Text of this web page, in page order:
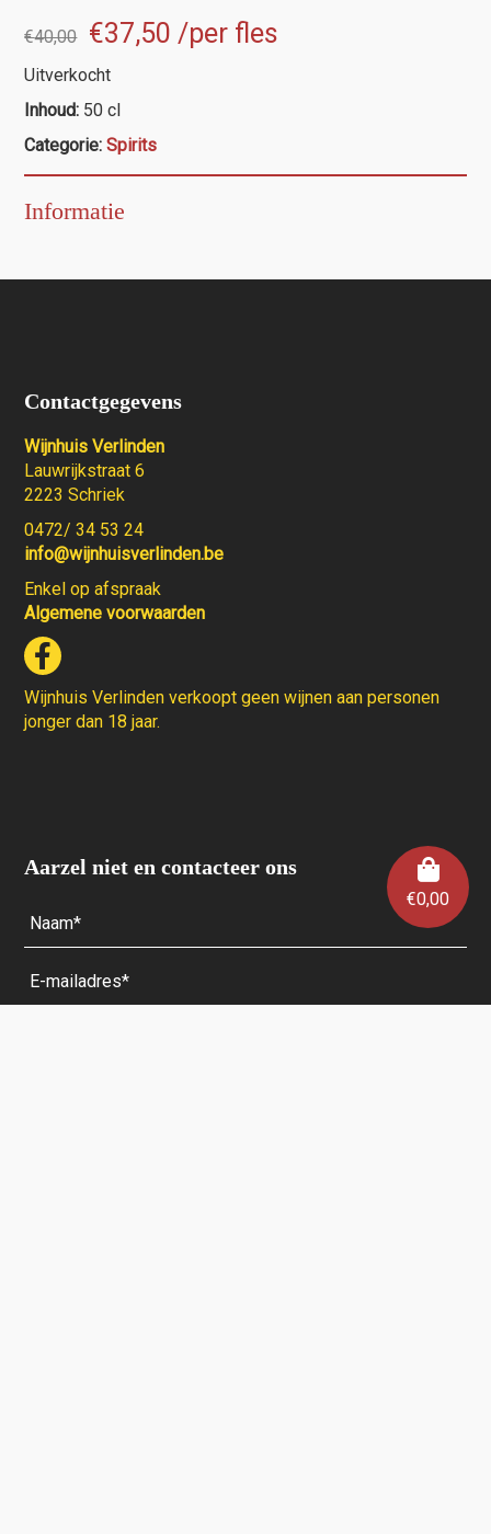
€0,00
€40,00
Oorspronkelijke
prijs
was:
€40,00.
€37,50 Huidige
/per fles
Uitverkocht
Inhoud: 50 cl
Categorie:Spirits
Informatie
Contactgegevens
Wijnhuis Verlinden
Lauwrijkstraat 6
2223 Schriek
0472/ 34 53 24
info@wijnhuisverlinden.be
Enkel op afspraak
Algemene voorwaarden
Wijnhuis Verlinden verkoopt geen wijnen aan personen
jonger dan 18 jaar.
Aarzel niet en contacteer ons